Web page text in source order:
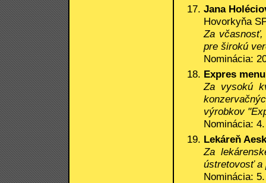
Jana
Hovorkyňa
Za
pre širokú
Nominácia:
Expres
Za vysokú
výrobkov
Nominácia:
Lekáreň
Za
ústretovosť a
Nominácia: